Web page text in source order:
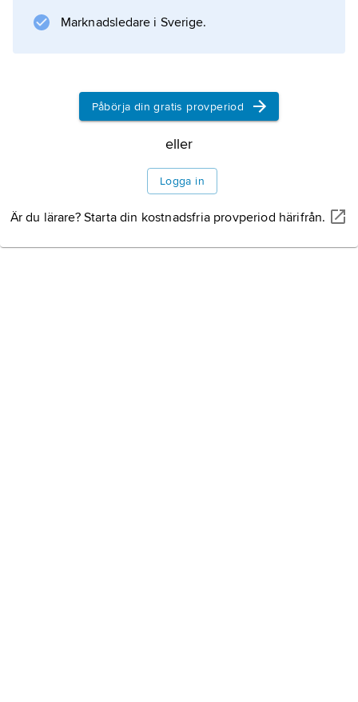
brons i VM samt två OS-brons (7,5 km och 15
km 2002).
Information om artikeln
Marknadsledare i Sverige.
Påbörja din gratis provperiod
eller
Logga in
Är du lärare? Starta din kostnadsfria provperiod härifrån.